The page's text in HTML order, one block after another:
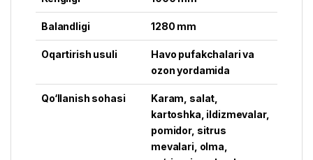
Balandligi 1280 mm
Oqartirish usuli
Havo pufakchalari va
ozon yordamida
Qo‘llanish sohasi
Karam, salat,
kartoshka, ildizmevalar,
pomidor, sitrus
mevalari, olma,